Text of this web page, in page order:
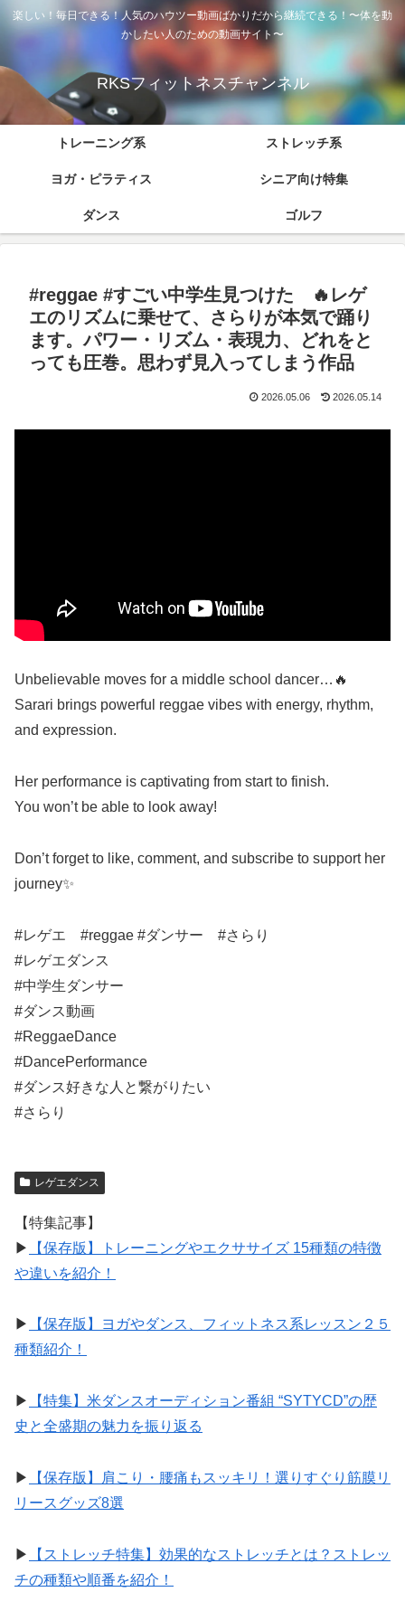
楽しい！毎日できる！人気のハウツー動画ばかりだから継続できる！〜体を動
かしたい人のための動画サイト〜
RKSフィットネスチャンネル
トレーニング系 ストレッチ系
ヨガ・ピラティス シニア向け特集
ダンス ゴルフ
#reggae #すごい中学生見つけた 🔥レゲ
エのリズムに乗せて、さらりが本気で踊り
ます。パワー・リズム・表現力、どれをと
っても圧巻。思わず見入ってしまう作品
2026.05.06 2026.05.14
Unbelievable moves for a middle school dancer…🔥
Sarari brings powerful reggae vibes with energy, rhythm,
and expression.
Her performance is captivating from start to finish.
You won’t be able to look away!
Don’t forget to like, comment, and subscribe to support her
journey✨
#レゲエ #reggae #ダンサー #さらり
#レゲエダンス
#中学生ダンサー
#ダンス動画
#ReggaeDance
#DancePerformance
#ダンス好きな人と繋がりたい
#さらり
レゲエダンス
【特集記事】
▶︎
【保存版】トレーニングやエクササイズ 15種類の特徴
や違いを紹介！
▶︎
【保存版】ヨガやダンス、フィットネス系レッスン２５
種類紹介！
▶︎
【特集】米ダンスオーディション番組 “SYTYCD”の歴
史と全盛期の魅力を振り返る
▶︎
【保存版】肩こり・腰痛もスッキリ！選りすぐり筋膜リ
リースグッズ8選
▶︎
【ストレッチ特集】効果的なストレッチとは？ストレッ
チの種類や順番を紹介！